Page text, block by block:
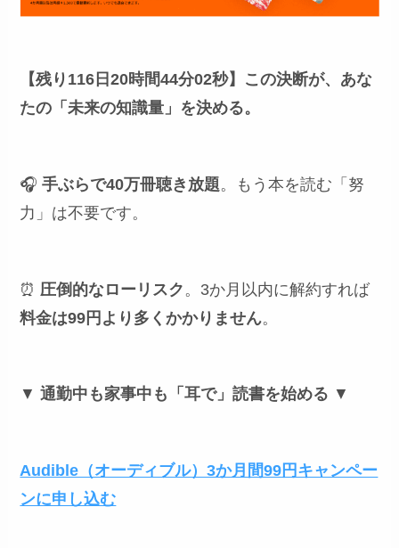
【残り116日20時間44分01秒】 この決断が、あな
たの「未来の知識量」を決める。
🎧手ぶらで40万冊聴き放題。もう本を読む「努
力」は不要です。
⏰ 圧倒的なローリスク 。3か月以内に解約すれば
料金は99円より多くかかりません。
▼通勤中も家事中も「耳で」読書を始める ▼
Audible（オーディブル）3か月間99円キャンペー
ンに申し込む